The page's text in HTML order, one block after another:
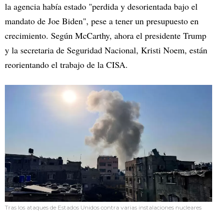
la agencia había estado "perdida y desorientada bajo el
mandato de Joe Biden", pese a tener un presupuesto en
crecimiento. Según McCarthy, ahora el presidente Trump
y la secretaria de Seguridad Nacional, Kristi Noem, están
reorientando el trabajo de la CISA.
Tras los ataques de Estados Unidos contra varias instalaciones nucleares